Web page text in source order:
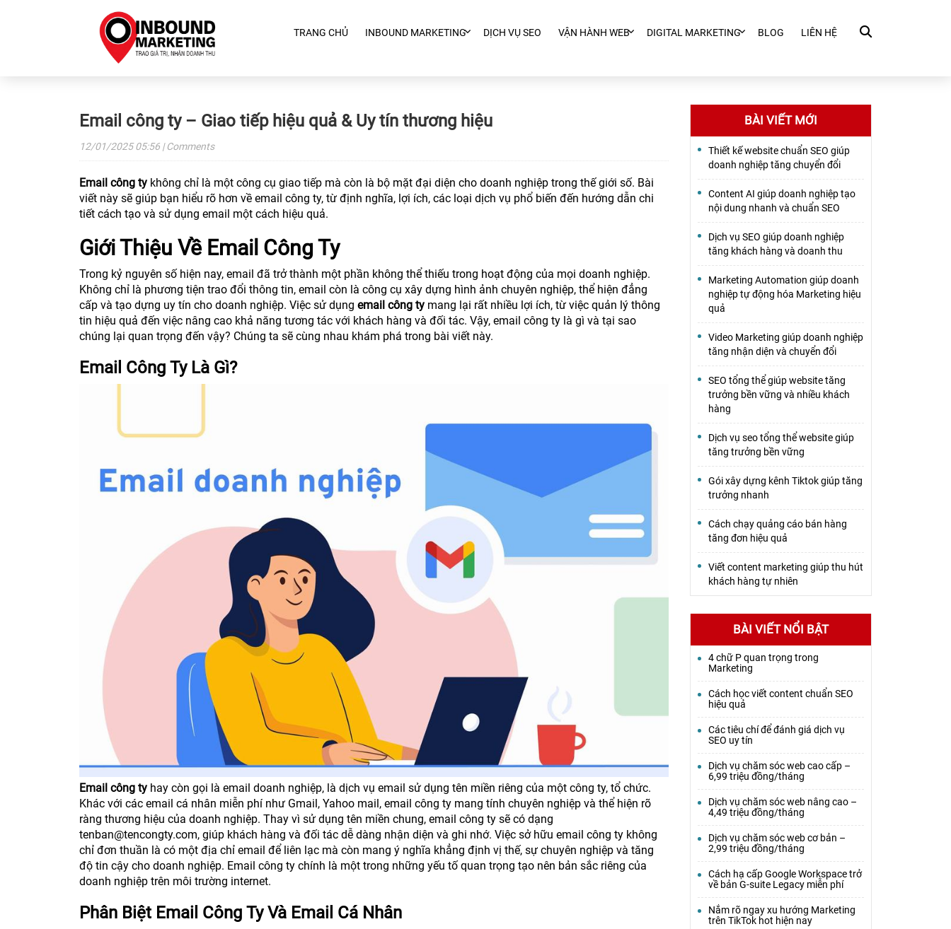
TRANG CHỦ INBOUND MARKETING DỊCH VỤ SEO VẬN HÀNH WEB DIGITAL MARKETING BLOG LIÊN HỆ
Email công ty – Giao tiếp hiệu quả & Uy tín thương hiệu
12/01/202505:56 | Comments
Email công ty không chỉ là một công cụ giao tiếp mà còn là bộ mặt đại diện cho doanh nghiệp trong thế giới số. Bài
viết này sẽ giúp bạn hiểu rõ hơn về email công ty, từ định nghĩa, lợi ích, các loại dịch vụ phổ biến đến hướng dẫn chi
tiết cách tạo và sử dụng email một cách hiệu quả.
Giới Thiệu Về Email Công Ty
Trong kỷ nguyên số hiện nay, email đã trở thành một phần không thể thiếu trong hoạt động của mọi doanh nghiệp.
Không chỉ là phương tiện trao đổi thông tin, email còn là công cụ xây dựng hình ảnh chuyên nghiệp, thể hiện đẳng
cấp và tạo dựng uy tín cho doanh nghiệp. Việc sử dụng email công ty mang lại rất nhiều lợi ích, từ việc quản lý thông
tin hiệu quả đến việc nâng cao khả năng tương tác với khách hàng và đối tác. Vậy, email công ty là gì và tại sao
chúng lại quan trọng đến vậy? Chúng ta sẽ cùng nhau khám phá trong bài viết này.
Email Công Ty Là Gì?
Email công ty hay còn gọi là email doanh nghiệp, là dịch vụ email sử dụng tên miền riêng của một công ty, tổ chức.
Khác với các email cá nhân miễn phí như Gmail, Yahoo mail, email công ty mang tính chuyên nghiệp và thể hiện rõ
ràng thương hiệu của doanh nghiệp. Thay vì sử dụng tên miền chung, email công ty sẽ có dạng
tenban@tencongty.com, giúp khách hàng và đối tác dễ dàng nhận diện và ghi nhớ. Việc sở hữu email công ty không
chỉ đơn thuần là có một địa chỉ email để liên lạc mà còn mang ý nghĩa khẳng định vị thế, sự chuyên nghiệp và tăng
độ tin cậy cho doanh nghiệp. Email công ty chính là một trong những yếu tố quan trọng tạo nên bản sắc riêng của
doanh nghiệp trên môi trường internet.
Phân Biệt Email Công Ty Và Email Cá Nhân
BÀI VIẾT MỚI
Thiết kế website chuẩn SEO giúp
doanh nghiệp tăng chuyển đổi
Content AI giúp doanh nghiệp tạo
nội dung nhanh và chuẩn SEO
Dịch vụ SEO giúp doanh nghiệp
tăng khách hàng và doanh thu
Marketing Automation giúp doanh
nghiệp tự động hóa Marketing hiệu
quả
Video Marketing giúp doanh nghiệp
tăng nhận diện và chuyển đổi
SEO tổng thể giúp website tăng
trưởng bền vững và nhiều khách
hàng
Dịch vụ seo tổng thể website giúp
tăng trưởng bền vững
Gói xây dựng kênh Tiktok giúp tăng
trưởng nhanh
Cách chạy quảng cáo bán hàng
tăng đơn hiệu quả
Viết content marketing giúp thu hút
khách hàng tự nhiên
BÀI VIẾT NỔI BẬT
4 chữ P quan trọng trong
Marketing
Cách học viết content chuẩn SEO
hiệu quả
Các tiêu chí để đánh giá dịch vụ
SEO uy tín
Dịch vụ chăm sóc web cao cấp –
6,99 triệu đồng/tháng
Dịch vụ chăm sóc web nâng cao –
4,49 triệu đồng/tháng
Dịch vụ chăm sóc web cơ bản –
2,99 triệu đồng/tháng
Cách hạ cấp Google Workspace trở
về bản G-suite Legacy miễn phí
Nắm rõ ngay xu hướng Marketing
trên TikTok hot hiện nay